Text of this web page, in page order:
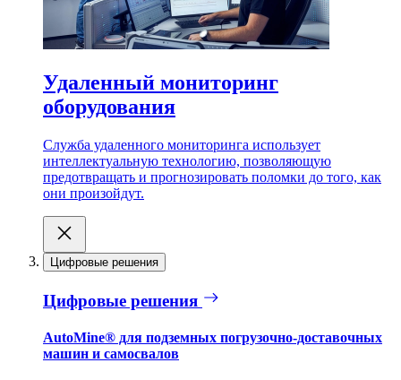
Удаленный мониторинг
оборудования
Служба удаленного мониторинга использует
интеллектуальную технологию, позволяющую
предотвращать и прогнозировать поломки до того, как
они произойдут.
Цифровые решения
Цифровые решения
AutoMine® для подземных погрузочно-доставочных
машин и самосвалов